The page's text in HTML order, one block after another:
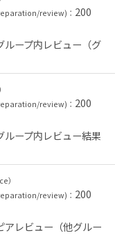
review)： 200
ープ内レビュー（グ
review)： 200
ープ内レビュー結果
）
review)： 200
レビュー（他グルー